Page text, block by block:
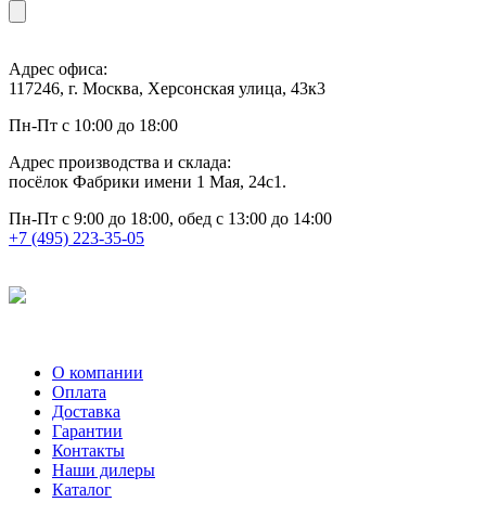
Адрес офиса:
117246, г. Москва, Херсонская улица, 43к3
Пн-Пт с 10:00 до 18:00
Адрес производства и склада:
посёлок Фабрики имени 1 Мая, 24с1.
Пн-Пт с 9:00 до 18:00, обед с 13:00 до 14:00
+7 (495) 223-35-05
О компании
Оплата
Доставка
Гарантии
Контакты
Наши дилеры
Каталог